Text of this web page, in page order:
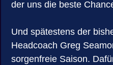
der uns die beste
Und spätestens der
Headcoach Greg
sorgenfreie Saison.